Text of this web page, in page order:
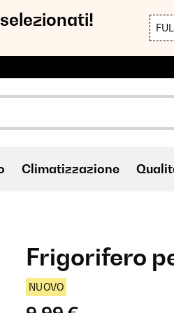
Climatizzazione
Frigorifero
NUOVO